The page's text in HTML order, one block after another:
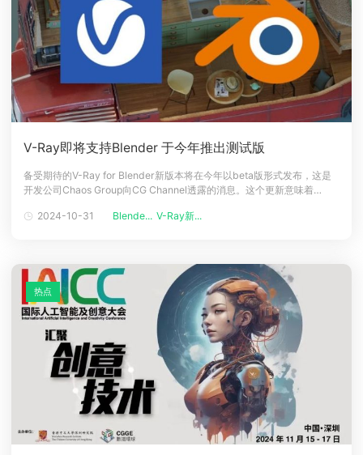
V-Ray即将支持Blender 于今年推出测试版
备受期待的V-Ray for Blender新版本将在今年以beta版形式发布，这是
开发公司Chaos Group向CG Channel透露的消息。这个更新意味着
量。技术更新与兼容性V-Ray for Blender的新版本将基于V-Ray 7核心功
2024-10-31 Blende... V-Ray新...
热点